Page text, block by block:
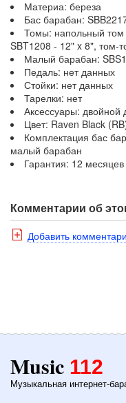
Материа: береза
Бас барабан:
Томы: напольный том
SBT1208 - 12" x 8", том-
Малый барабан:
Педаль: нет данных
Стойки: нет данных
Тарелки: нет
Аксессуары: двойной
Цвет: Raven Black
Комплектация бас
малый барабан
Гарантия: 12 месяцев
Комментарии об
Добавить
Music 112
Музыкальная интернет-